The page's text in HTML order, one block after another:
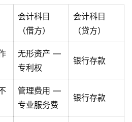
会计科目
（借方）
会计科目
（贷方）
无形资产 —
专利权
银行存款
管理费用 —
专业服务费
银行存款